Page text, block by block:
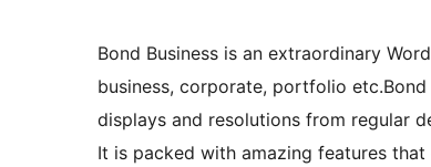
Bond Business is an extraordinary
business, corporate, portfolio
displays and resolutions from regular
It is packed with amazing features